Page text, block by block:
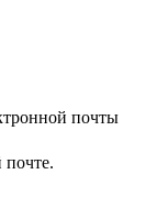
почты
почте.